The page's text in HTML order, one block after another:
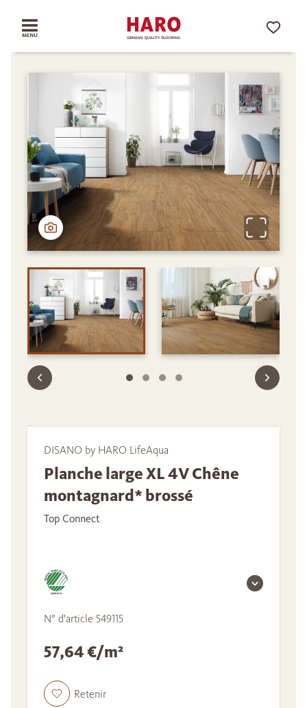
DISANO by HARO LifeAqua
Planche large XL 4V Chêne
montagnard* brossé
Top Connect
N° d'article 549115
57,64 €/m²
Retenir